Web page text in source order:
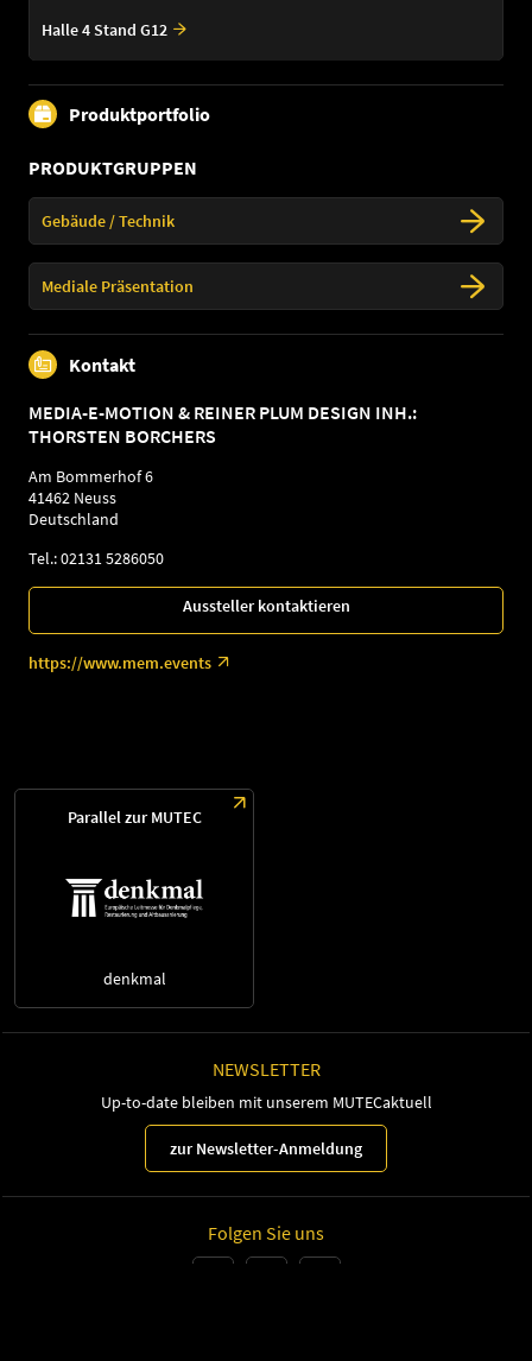
Halle 4 Stand G12
Produktportfolio
PRODUKTGRUPPEN
Gebäude / Technik
Mediale Präsentation
Kontakt
MEDIA-E-MOTION & REINER PLUM DESIGN INH.:
THORSTEN BORCHERS
Am Bommerhof 6
41462 Neuss
Deutschland
Tel.: 02131 5286050
Aussteller kontaktieren
https://www.mem.events
Parallel zur MUTEC
denkmal
NEWSLETTER
Up-to-date bleiben mit unserem MUTECaktuell
zur Newsletter-Anmeldung
Folgen Sie uns